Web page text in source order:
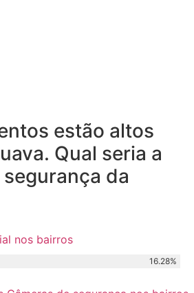
estão altos
Qual seria a
da
nos bairros
16.28%